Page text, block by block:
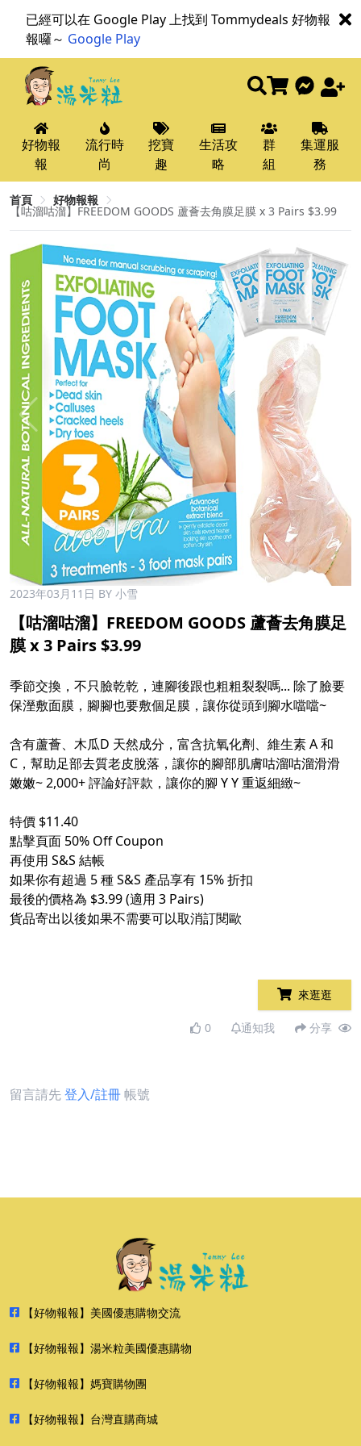
已經可以在 Google Play 上找到 Tommydeals 好物報
報囉～ Google Play
好物報
報
流行時
尚
挖寶
趣
生活攻
略
群
組
集運服
務
首頁 好物報報
【咕溜咕溜】FREEDOM GOODS 蘆薈去角膜足膜 x 3 Pairs $3.99
2023年03月11日 BY 小雪
【咕溜咕溜】FREEDOM GOODS 蘆薈去角膜足
膜 x 3 Pairs $3.99
季節交換，不只臉乾乾，連腳後跟也粗粗裂裂嗎... 除了臉要
保溼敷面膜，腳腳也要敷個足膜，讓你從頭到腳水噹噹~
含有蘆薈、木瓜D 天然成分，富含抗氧化劑、維生素 A 和
C，幫助足部去質老皮脫落，讓你的腳部肌膚咕溜咕溜滑滑
嫩嫩~ 2,000+ 評論好評款，讓你的腳 Y Y 重返細緻~
特價 $11.40
點擊頁面 50% Off Coupon
再使用 S&S 結帳
如果你有超過 5 種 S&S 產品享有 15% 折扣
最後的價格為 $3.99 (適用 3 Pairs)
貨品寄出以後如果不需要可以取消訂閱歐
來逛逛
0 通知我 分享
留言請先登入/註冊帳號
【好物報報】美國優惠購物交流
【好物報報】湯米粒美國優惠購物
【好物報報】媽寶購物團
【好物報報】台灣直購商城